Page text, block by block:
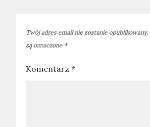
Twój adres email nie zostanie opublikowany.
są oznaczone *
Komentarz*